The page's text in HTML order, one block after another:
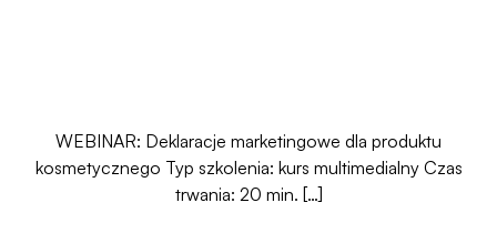
WEBINAR: Deklaracje marketingowe dla produktu
kosmetycznego Typ szkolenia: kurs multimedialny Czas
trwania: 20 min. […]